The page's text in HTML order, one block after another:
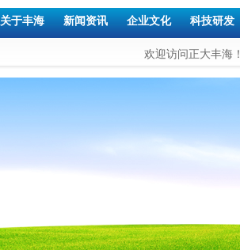
关于丰海 新闻资讯 企业文化 科技研发
欢迎访问正大丰海！